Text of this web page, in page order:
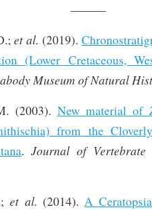
———
et al. (2019).
(Lower Cretaceous,
Museum of Natural
(2003). New material of
from the
.Journal of Vertebrate
et al. (2014).A